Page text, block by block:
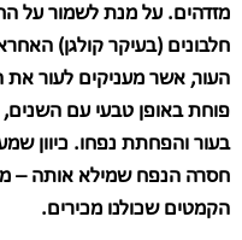
מזדהים. על מנת לשמור על
חלבונים (בעיקר קולגן)
העור, אשר מעניקים לעור את
פוחת באופן טבעי עם השנים,
בעור והפחתת נפחו. כיוון
חסרה הנפח שמילא אותה –
הקמטים שכולנו מכירים.